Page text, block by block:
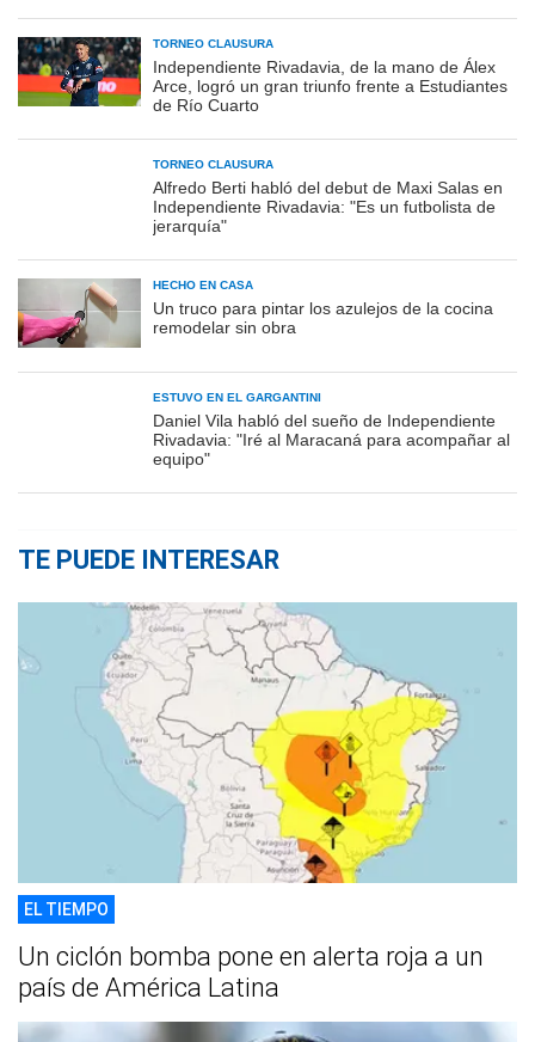
TORNEO CLAUSURA
Independiente Rivadavia, de la mano de Álex
Arce, logró un gran triunfo frente a Estudiantes
de Río Cuarto
TORNEO CLAUSURA
Alfredo Berti habló del debut de Maxi Salas en
Independiente Rivadavia: "Es un futbolista de
jerarquía"
HECHO EN CASA
Un truco para pintar los azulejos de la cocina
remodelar sin obra
ESTUVO EN EL GARGANTINI
Daniel Vila habló del sueño de Independiente
Rivadavia: "Iré al Maracaná para acompañar al
equipo"
TE PUEDE INTERESAR
EL TIEMPO
Un ciclón bomba pone en alerta roja a un
país de América Latina